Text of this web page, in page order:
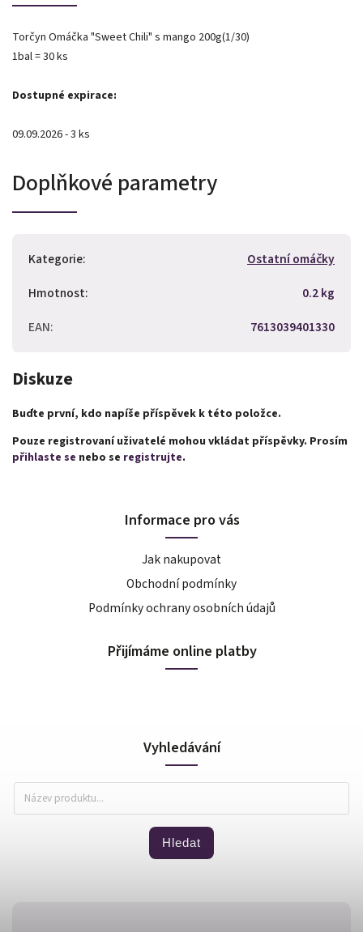
Torčyn Omáčka "Sweet Chili" s mango 200g(1/30)
1bal = 30 ks
Dostupné expirace:
09.09.2026 - 3 ks
Doplňkové parametry
Kategorie:
Ostatní omáčky
Hmotnost:
0.2 kg
EAN: 7613039401330
Diskuze
Buďte první, kdo napíše příspěvek k této položce.
Pouze registrovaní uživatelé mohou vkládat příspěvky. Prosím
přihlaste se nebo se registrujte.
Informace pro vás
Jak nakupovat
Obchodní podmínky
Podmínky ochrany osobních údajů
Přijímáme online platby
Vyhledávání
Hledat